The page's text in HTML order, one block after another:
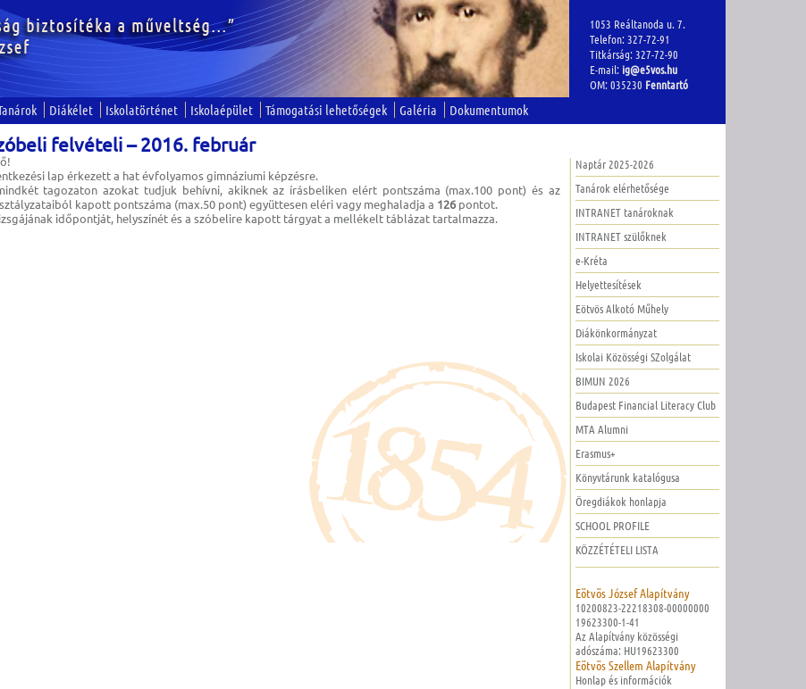
1053 Reáltanoda u. 7.
Telefon: 327-72-91
Titkárság: 327-72-90
E-mail: ig@e5vos.hu
OM: 035230 Fenntartó
Diákélet Iskolatörténet Iskolaépület Támogatási lehetőségek Galéria Dokumentumok
felvételi – 2016. február
lap érkezett a hat évfolyamos gimnáziumi képzésre.
tagozaton azokat tudjuk behívni, akiknek az írásbeliken elért pontszáma (max.100 pont) és az
kapott pontszáma (max.50 pont) együttesen eléri vagy meghaladja a 126pontot.
időpontját, helyszínét és a szóbelire kapott tárgyat a mellékelt táblázat tartalmazza.
Naptár 2025-2026
Tanárok elérhetősége
INTRANET tanároknak
INTRANET szülőknek
e-Kréta
Helyettesítések
Eötvös Alkotó Műhely
Diákönkormányzat
Iskolai Közösségi SZolgálat
BIMUN 2026
Budapest Financial Literacy Club
MTA Alumni
Erasmus+
Könyvtárunk katalógusa
Öregdiákok honlapja
SCHOOL PROFILE
KÖZZÉTÉTELI LISTA
Eötvös József Alapítvány
10200823-22218308-00000000
19623300-1-41
Az Alapítvány közösségi
adószáma: HU19623300
Eötvös Szellem Alapítvány
Honlap és információk